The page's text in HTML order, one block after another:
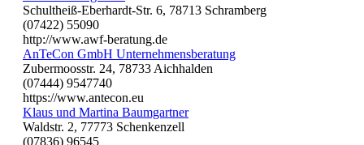
Schultheiß-Eberhardt-Str. 6, 78713 Schramberg
(07422) 55090
http://www.awf-beratung.de
AnTeCon GmbH Unternehmensberatung
Zubermoosstr. 24, 78733 Aichhalden
(07444) 9547740
https://www.antecon.eu
Klaus und Martina Baumgartner
Waldstr. 2, 77773 Schenkenzell
(07836) 96545